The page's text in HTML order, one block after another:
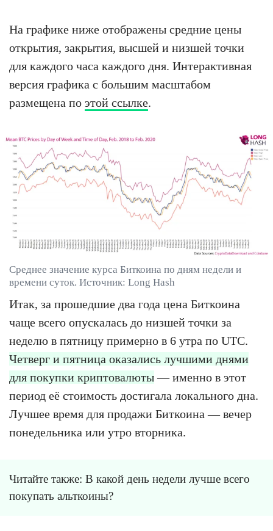
На графике ниже отображены средние цены
открытия, закрытия, высшей и низшей точки
для каждого часа каждого дня. Интерактивная
версия графика с большим масштабом
размещена по этой ссылке.
Среднее значение курса Биткоина по дням недели и
времени суток. Источник: Long Hash
Итак, за прошедшие два года цена Биткоина
чаще всего опускалась до низшей точки за
неделю в пятницу примерно в 6 утра по UTC.
Четверг и пятница оказались лучшими днями
для покупки криптовалюты— именно в этот
период её стоимость достигала локального дна.
Лучшее время для продажи Биткоина — вечер
понедельника или утро вторника.
Читайте также: В какой день недели лучше всего
покупать альткоины?